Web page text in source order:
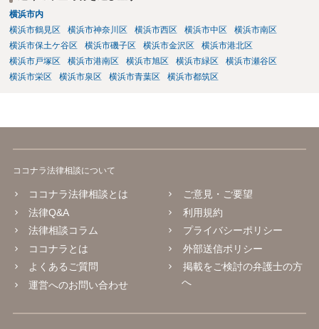
横浜市内
横浜市鶴見区
横浜市神奈川区 横浜市西区 横浜市中区
横浜市南区
横浜市保土ケ谷区
横浜市磯子区 横浜市金沢区
横浜市港北区
横浜市戸塚区
横浜市港南区 横浜市旭区 横浜市緑区
横浜市瀬谷区
横浜市栄区
横浜市泉区 横浜市青葉区 横浜市都筑区
ココナラ法律相談について
ココナラ法律相談とは
法律Q&A
法律相談コラム
ココナラとは
よくあるご質問
運営へのお問い合わせ
ご意見・ご要望
利用規約
プライバシーポリシー
外部送信ポリシー
掲載をご検討の弁護士の方
へ